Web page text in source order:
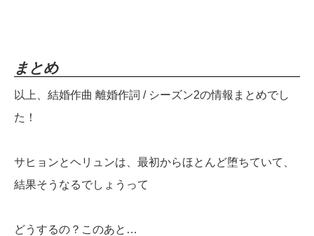
まとめ
以上、結婚作曲 離婚作詞 / シーズン2の情報まとめでし
た！
サヒョンとヘリュンは、最初からほとんど堕ちていて、
結果そうなるでしょうって
どうするの？このあと…